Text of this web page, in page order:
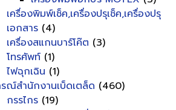
เครื่องพิมพ์เช็ค,เครื่องปรุเช็ค,เครื่องปรุ
เอกสาร (4)
เครื่องสแกนบาร์โค๊ต (3)
โทรศัพท์ (1)
ไฟฉุกเฉิน (1)
ณ์สำนักงานเบ็ดเตล็ด (460)
กรรไกร (19)